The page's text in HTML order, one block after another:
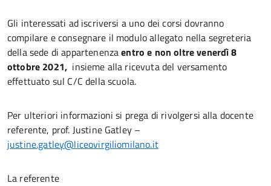
Gli interessati ad iscriversi a uno dei corsi dovranno
compilare e consegnare il modulo allegato nella segreteria
della sede di appartenenzaentro e non oltre venerdì 8
ottobre 2021, insieme alla ricevuta del versamento
effettuato sul C/C della scuola.
Per ulteriori informazioni si prega di rivolgersi alla docente
referente, prof. Justine Gatley –
justine.gatley@liceovirgiliomilano.it
La referente